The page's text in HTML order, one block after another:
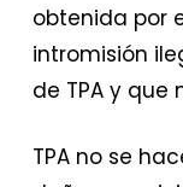
obtenida por
intromisión
de TPA y que
TPA no se